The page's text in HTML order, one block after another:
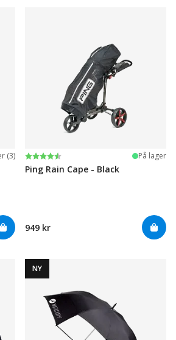
(3) Karakter:
4.4 av 5 mulige På lager
Ping Rain Cape - Black
949 kr
NY